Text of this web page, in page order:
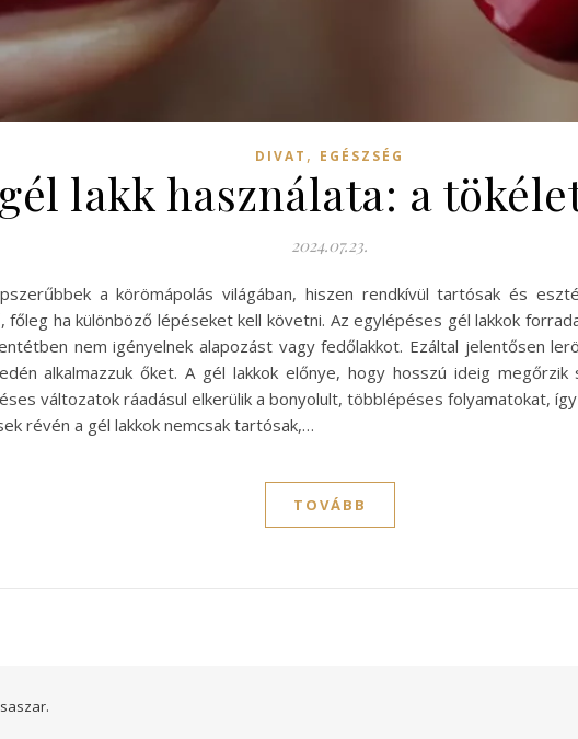
DIVAT , EGÉSZSÉG
lakk használata: a
2024.07.23.
a körömápolás világában, hiszen rendkívül tartósak és
ha különböző lépéseket kell követni. Az egylépéses gél lakkok
nem igényelnek alapozást vagy fedőlakkot. Ezáltal jelentősen
alkalmazzuk őket. A gél lakkok előnye, hogy hosszú ideig megőrzik
változatok ráadásul elkerülik a bonyolult, többlépéses folyamatokat,
révén a gél lakkok nemcsak tartósak,…
TOVÁBB